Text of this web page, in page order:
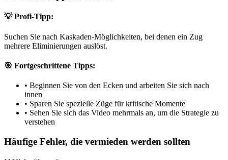
💡 Profi-Tipp:
Suchen Sie nach Kaskaden-Möglichkeiten, bei denen ein Zug
mehrere Eliminierungen auslöst.
🎯 Fortgeschrittene Tipps:
• Beginnen Sie von den Ecken und arbeiten Sie sich nach
innen
• Sparen Sie spezielle Züge für kritische Momente
• Sehen Sie sich das Video mehrmals an, um die Strategie zu
verstehen
Häufige Fehler, die vermieden werden sollten